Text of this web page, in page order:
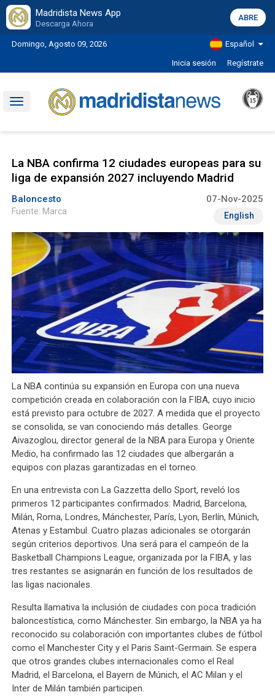
Madridista News App
Descarga Ahora
ABRE
Domingo, Agosto 09, 2026 Español
Inicia sesión Regístrate
Toggle
La NBA confirma 12 ciudades europeas para su
liga de expansión 2027 incluyendo Madrid
Baloncesto 07-Nov-2025
Fuente: Marca English
La NBA continúa su expansión en Europa con una nueva
competición creada en colaboración con la FIBA, cuyo inicio
está previsto para octubre de 2027. A medida que el proyecto
se consolida, se van conociendo más detalles. George
Aivazoglou, director general de la NBA para Europa y Oriente
Medio, ha confirmado las 12 ciudades que albergarán a
equipos con plazas garantizadas en el torneo.
En una entrevista con La Gazzetta dello Sport, reveló los
primeros 12 participantes confirmados: Madrid, Barcelona,
Milán, Roma, Londres, Mánchester, París, Lyon, Berlín, Múnich,
Atenas y Estambul. Cuatro plazas adicionales se otorgarán
según criterios deportivos. Una será para el campeón de la
Basketball Champions League, organizada por la FIBA, y las
tres restantes se asignarán en función de los resultados de
las ligas nacionales.
Resulta llamativa la inclusión de ciudades con poca tradición
baloncestística, como Mánchester. Sin embargo, la NBA ya ha
reconocido su colaboración con importantes clubes de fútbol
como el Manchester City y el Paris Saint-Germain. Se espera
que otros grandes clubes internacionales como el Real
Madrid, el Barcelona, el Bayern de Múnich, el AC Milan y el
Inter de Milán también participen.